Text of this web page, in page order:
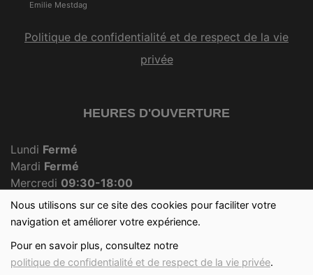
Nous utilisons sur ce site des cookies pour faciliter votre
navigation et améliorer votre expérience.
Pour en savoir plus, consultez notre
politique de confidentialité et de respect de la vie privée.
Emilie Mestdag
Politique de confidentialité et de respect de la vie
privée
HEURES D'OUVERTURE
Lundi Fermé
Mardi Fermé
Mercredi 09:30-18:00
JeudiFermé
Vendredi 09:30-18:00
Dimanche09:30-12:00